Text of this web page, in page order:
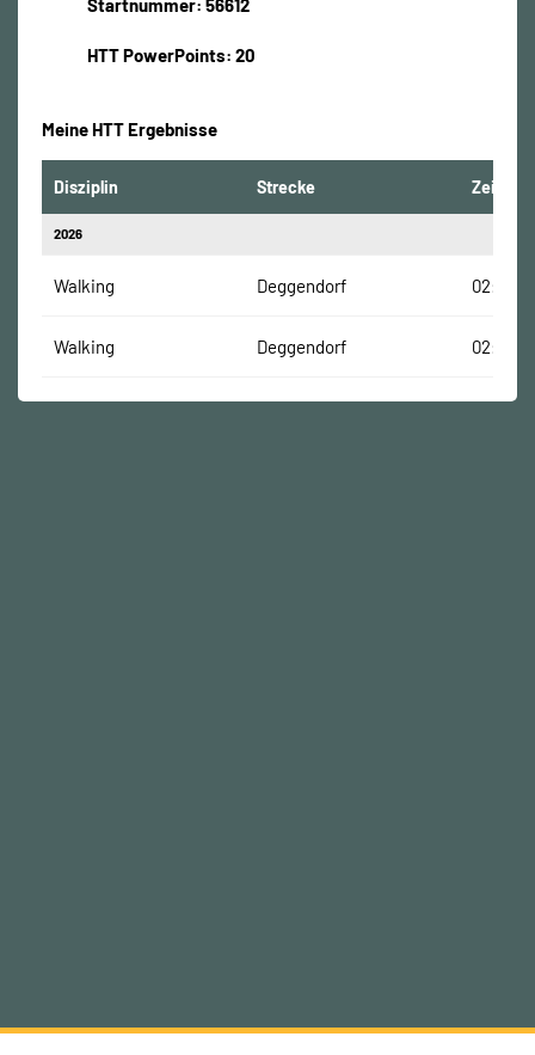
Startnummer: 56612
HTT PowerPoints: 20
Meine HTT Ergebnisse
Disziplin Strecke Zeit
2026
Walking Deggendorf
Walking Deggendorf